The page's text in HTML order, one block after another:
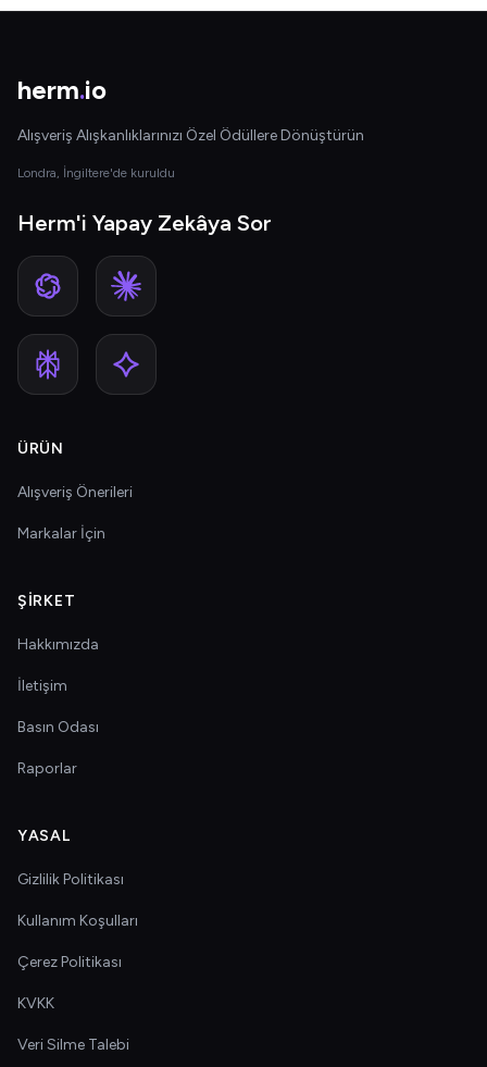
herm.io
Alışveriş Alışkanlıklarınızı Özel Ödüllere Dönüştürün
Londra, İngiltere'de kuruldu
Herm'i Yapay Zekâya Sor
ÜRÜN
Alışveriş Önerileri
Markalar İçin
ŞIRKET
Hakkımızda
İletişim
Basın Odası
Raporlar
YASAL
Gizlilik Politikası
Kullanım Koşulları
Çerez Politikası
KVKK
Veri Silme Talebi